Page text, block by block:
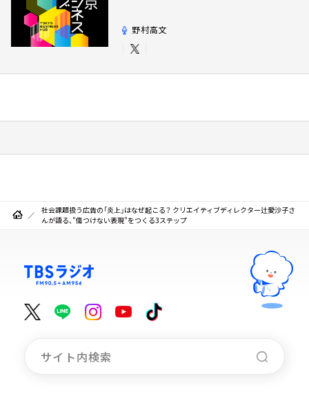
野村高文
社会課題扱う広告の「炎上」はなぜ起こる？ クリエイティブディレクター辻愛沙子さ
んが語る、"傷つけない表現"をつくる3ステップ